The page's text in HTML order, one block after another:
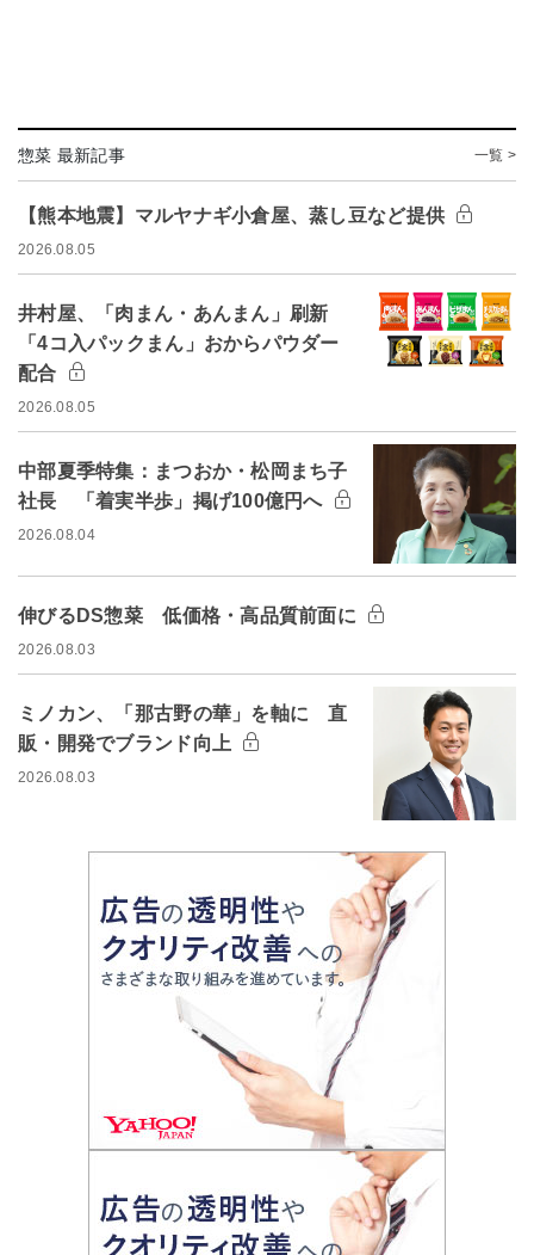
惣菜 最新記事 一覧 >
【熊本地震】マルヤナギ小倉屋、蒸し豆など提供
2026.08.05
井村屋、「肉まん・あんまん」刷新
「4コ入パックまん」おからパウダー
配合
2026.08.05
中部夏季特集：まつおか・松岡まち子
社長 「着実半歩」掲げ100億円へ
2026.08.04
伸びるDS惣菜 低価格・高品質前面に
2026.08.03
ミノカン、「那古野の華」を軸に 直
販・開発でブランド向上
2026.08.03